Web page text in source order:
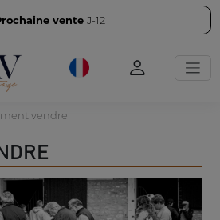
vente J-12
vendre